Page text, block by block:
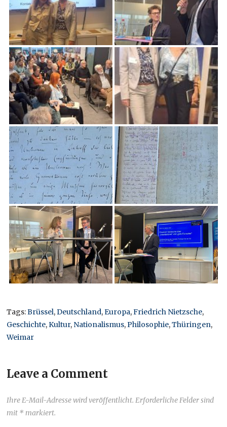
Tags:Brüssel, Deutschland,Europa,Friedrich Nietzsche,
Geschichte,Kultur, Nationalismus, Philosophie,Thüringen,
Weimar
Leave a Comment
Ihre E-Mail-Adresse wird veröffentlicht. Erforderliche Felder sind
mit * markiert.